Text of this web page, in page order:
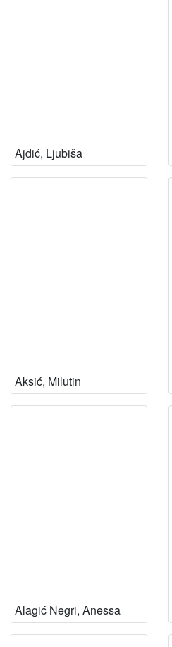
Ajdić, Ljubiša
Aksić, Milutin
Alagić Negri, Anessa